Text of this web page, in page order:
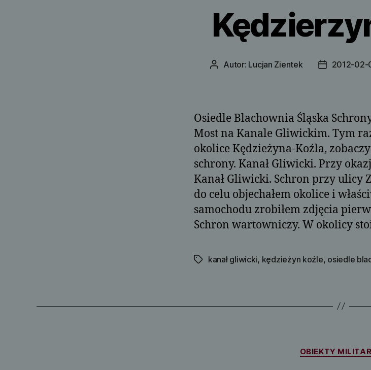
AutorAutor: Lucjan Zientek
Data2012-02-
Osiedle Blachownia Śląska
Most na Kanale Gliwickim. Tym
okolice Kędzieżyna-Koźla,
schrony. Kanał Gliwicki. Przy
Kanał Gliwicki. Schron przy ulicy
do celu objechałem okolice i
samochodu zrobiłem zdjęcia
Schron wartowniczy. W okolicy
Tagikanał gliwicki, kędzieżyn koźle, osiedle
OBIEKTY